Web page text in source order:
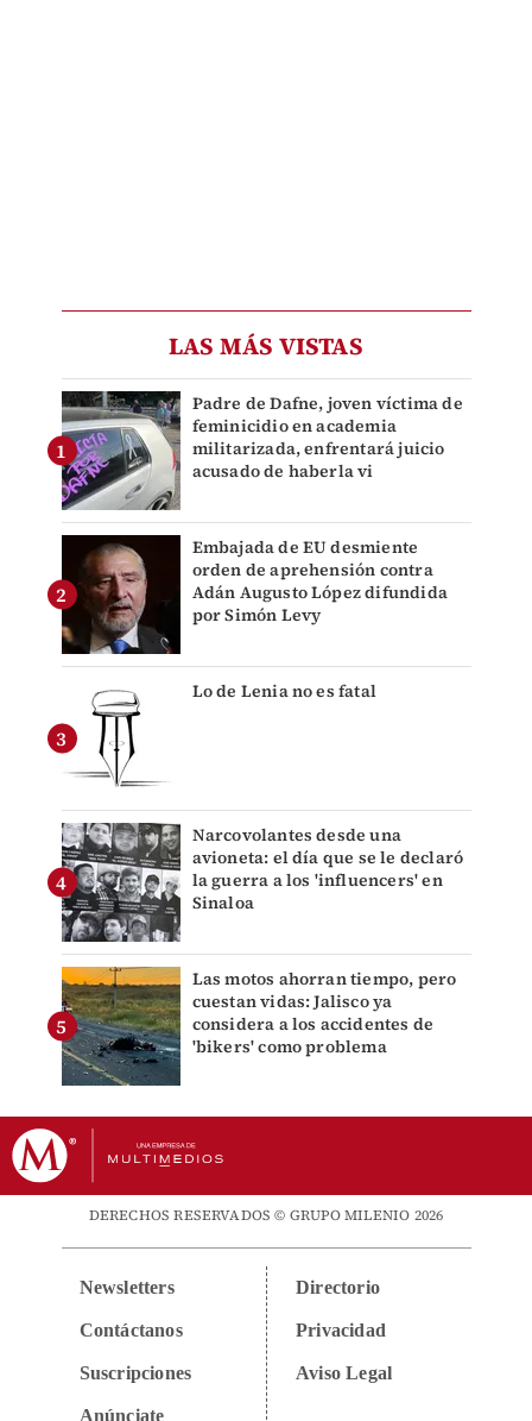
LAS MÁS VISTAS
Padre de Dafne, joven víctima de
feminicidio en academia
militarizada, enfrentará juicio
acusado de haberla vi
Embajada de EU desmiente
orden de aprehensión contra
Adán Augusto López difundida
por Simón Levy
Lo de Lenia no es fatal
Narcovolantes desde una
avioneta: el día que se le declaró
la guerra a los 'influencers' en
Sinaloa
Las motos ahorran tiempo, pero
cuestan vidas: Jalisco ya
considera a los accidentes de
'bikers' como problema
DERECHOS RESERVADOS © GRUPO MILENIO 2026
Newsletters
Contáctanos
Suscripciones
Anúnciate
Directorio
Privacidad
Aviso Legal